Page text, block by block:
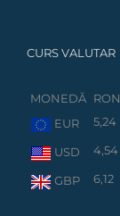
CURS VALUTAR
MONEDĂ RON
EUR
5,24
USD 4,54
GBP 6,12